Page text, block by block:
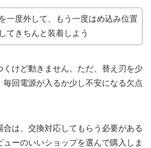
一度外して、もう一度はめ込み位置
てきちんと装着しよう
くけど動きません。ただ、替え刃を少
毎回電源が入るか少し不安になる欠点
合は、交換対応してもらう必要がある
ューのいいショップを選んで購入しま